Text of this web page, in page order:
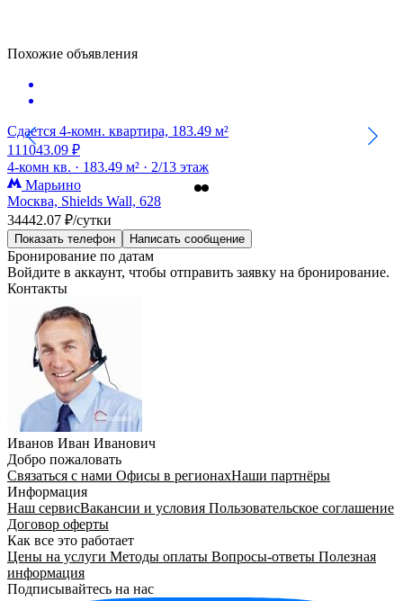
Похожие объявления
Сдается 4-комн. квартира, 183.49 м²
111043.09 ₽
4-комн кв. · 183.49 м² · 2/13 этаж
Марьино
Москва, Shields Wall, 628
34442.07 ₽/сутки
Показать телефон Написать сообщение
Бронирование по датам
Войдите в аккаунт, чтобы отправить заявку на бронирование.
Контакты
Иванов Иван Иванович
Добро пожаловать
Связаться с нами Офисы в регионахНаши партнёры
Информация
Наш сервисВакансии и условия Пользовательское соглашение
Договор оферты
Как все это работает
Цены на услуги Методы оплаты Вопросы-ответы Полезная
информация
Подписывайтесь на нас